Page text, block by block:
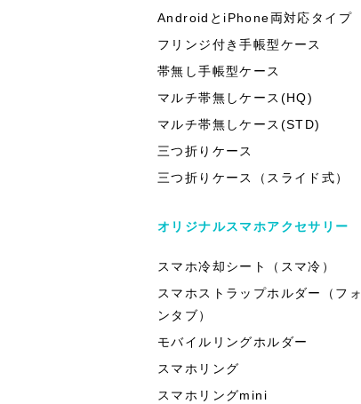
AndroidとiPhone両対応タイプ
フリンジ付き手帳型ケース
帯無し手帳型ケース
マルチ帯無しケース(HQ)
マルチ帯無しケース(STD)
三つ折りケース
三つ折りケース（スライド式）
オリジナルスマホアクセサリー
スマホ冷却シート（スマ冷）
スマホストラップホルダー（フォ
ンタブ）
モバイルリングホルダー
スマホリング
スマホリングmini